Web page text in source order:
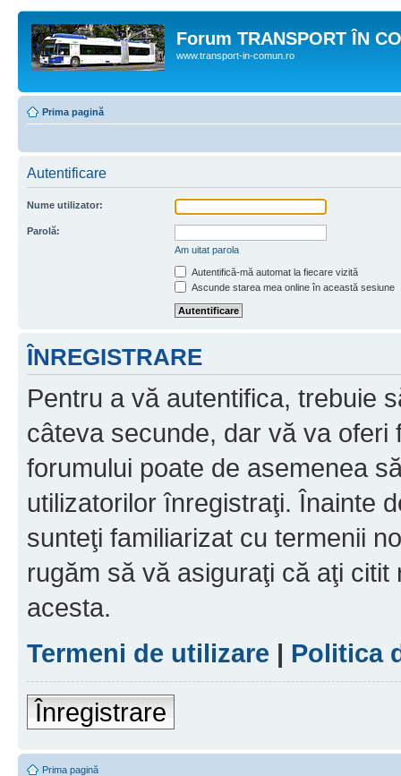
Forum TRANSPORT ÎN
www.transport-in-comun.ro
Prima pagină
Autentificare
Nume utilizator:
Parolă:
Am uitat parola
Autentifică-mă automat la fiecare vizită
Ascunde starea mea online în această sesiune
ÎNREGISTRARE
Pentru a vă autentifica, trebuie
câteva secunde, dar vă va oferi
forumului poate de asemenea
utilizatorilor înregistraţi. Înainte
sunteţi familiarizat cu termenii
rugăm să vă asiguraţi că aţi
acesta.
Termeni de utilizare | Politica
Înregistrare
Prima pagină